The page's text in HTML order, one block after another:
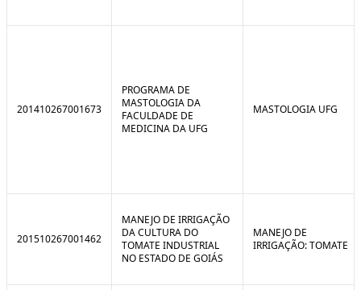
201410267001673
PROGRAMA DE
MASTOLOGIA DA
FACULDADE DE
MEDICINA DA UFG
MASTOLOGIA UFG
201510267001462
MANEJO DE IRRIGAÇÃO
DA CULTURA DO
TOMATE INDUSTRIAL
NO ESTADO DE GOIÁS
MANEJO DE
IRRIGAÇÃO: TOMATE